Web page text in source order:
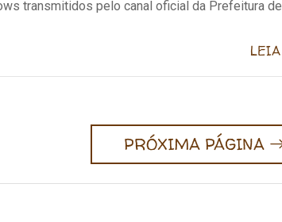
transmitidos pelo canal oficial da Prefeitura de
PRÓXIMA PÁGINA